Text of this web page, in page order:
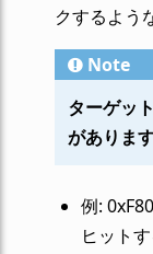
クするよう
Note
ターゲッ
があります
例:
ヒットす